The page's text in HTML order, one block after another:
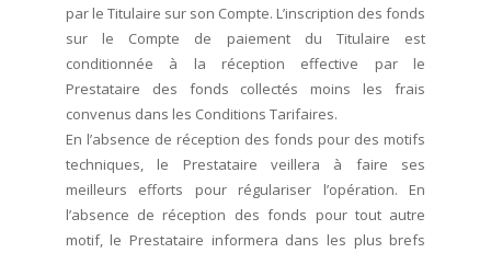
par le Titulaire sur son Compte. L’inscription des fonds
sur le Compte de paiement du Titulaire est
conditionnée à la réception effective par le
Prestataire des fonds collectés moins les frais
convenus dans les Conditions Tarifaires.
En l’absence de réception des fonds pour des motifs
techniques, le Prestataire veillera à faire ses
meilleurs efforts pour régulariser l’opération. En
l’absence de réception des fonds pour tout autre
motif, le Prestataire informera dans les plus brefs